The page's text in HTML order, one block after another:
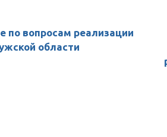
по вопросам реализации
области